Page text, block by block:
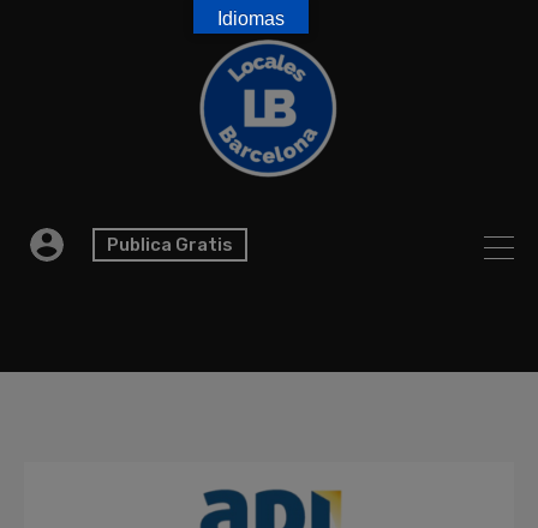
Publica Gratis
Idiomas